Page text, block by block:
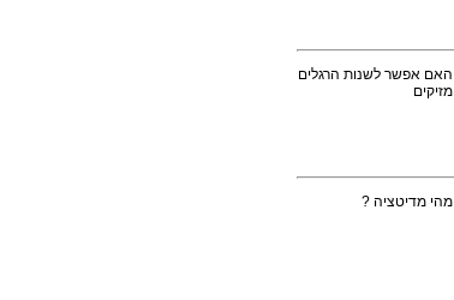
האם אפשר לשנות הרגלים
מזיקים
מהי מדיטציה ?